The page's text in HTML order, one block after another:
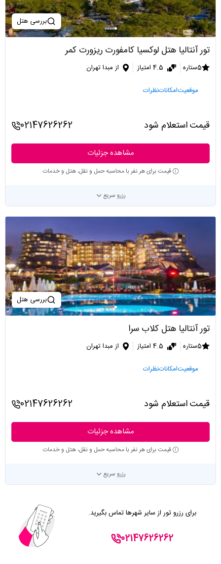
بررسی هتل
تور آنتالیا هتل لوکسیا کامفورت ریزورت کمر
5ستاره 4.5 امتیاز از مبدا تهران
موقعیتامکاناتنظرات
قیمت استعلام شود 02147626262
مشاهده جزئیات
قیمت برای هر نفر با محاسبه حمل و نقل، هتل و خدمات
رزرو سریع
بررسی هتل
تور آنتالیا هتل کلاب سرا
5ستاره 4.5 امتیاز از مبدا تهران
موقعیتامکاناتنظرات
قیمت استعلام شود 02147626262
مشاهده جزئیات
قیمت برای هر نفر با محاسبه حمل و نقل، هتل و خدمات
رزرو سریع
برای رزرو تور از سایر شهرها تماس بگیرید.
02147626262